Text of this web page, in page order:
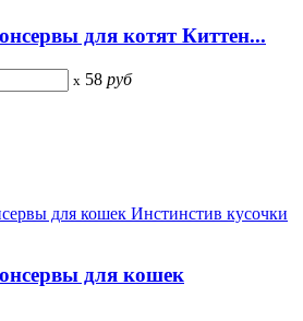
для котят Киттен...
x 58 руб
для кошек